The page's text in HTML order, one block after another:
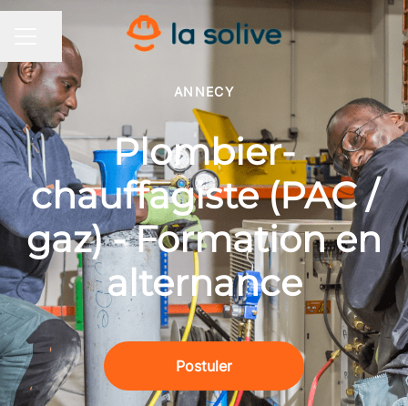
MENU CARRIÈRE
Partager la page
ANNECY
Plombier-
chauffagiste (PAC /
gaz) - Formation en
alternance
Postuler